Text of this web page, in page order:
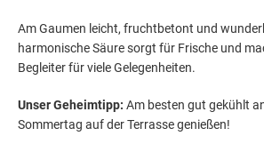
Am Gaumen leicht, fruchtbetont und
harmonische Säure sorgt für Frische und
Begleiter für viele Gelegenheiten.
Unser Geheimtipp: Am besten gut gekühlt
Sommertag auf der Terrasse genießen!